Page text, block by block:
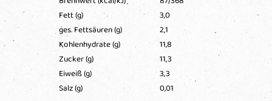
Fett (g)
3,0
ges. Fettsäuren (g)
2,1
Kohlenhydrate (g)
11,8
Zucker (g)
11,3
Eiweiß (g)
3,3
Salz (g)
0,01